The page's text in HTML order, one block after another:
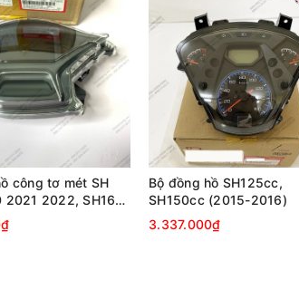
công tơ mét SH
2021 2022, SH160i
Bộ đồng hồ SH125cc,
SH150cc (2015-2016)
3.337.000₫